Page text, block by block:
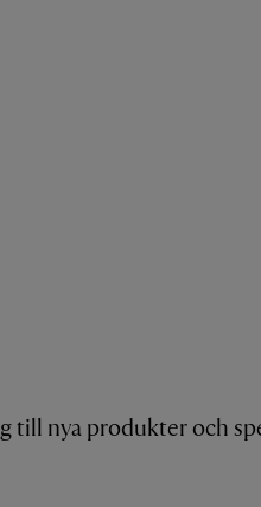
till nya produkter och